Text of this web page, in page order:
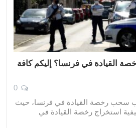
القيادة في فرنسا؟ إليكم كافة
سحب رخصة القيادة في فرنسا، حيث
استخراج رخصة القيادة في